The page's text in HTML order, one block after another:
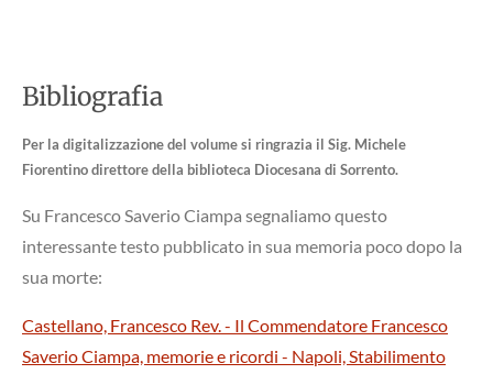
Bibliografia
Per la digitalizzazione del volume si ringrazia il Sig. Michele
Fiorentino direttore della biblioteca Diocesana di Sorrento.
Su Francesco Saverio Ciampa segnaliamo questo
interessante testo pubblicato in sua memoria poco dopo la
sua morte:
Castellano, Francesco Rev. - Il Commendatore Francesco
Saverio Ciampa, memorie e ricordi - Napoli, Stabilimento